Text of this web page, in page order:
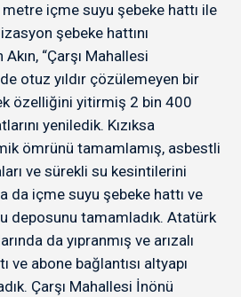
içme suyu şebeke hattı ile
şebeke hattını
“Çarşı Mahallesi
otuz yıldır çözülemeyen bir
özelliğini yitirmiş 2 bin 400
yeniledik. Kızıksa
ömrünü tamamlamış, asbestli
ve sürekli su kesintilerini
da içme suyu şebeke hattı ve
deposunu tamamladık. Atatürk
da yıpranmış ve arızalı
ve abone bağlantısı altyapı
Çarşı Mahallesi İnönü